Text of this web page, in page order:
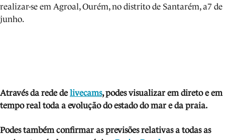
realizar-se em Agroal, Ourém, no distrito de Santarém, a7 de
junho.
Através da rede delivecams, podes visualizar em direto e em
tempo real toda a evolução do estado do mar e da praia.
Podes também confirmar as previsões relativas a todas as